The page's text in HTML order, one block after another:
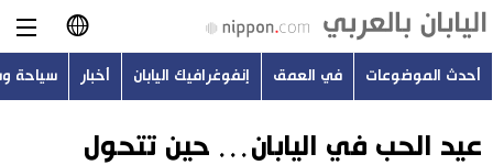
日本語
English
أحدث الموضوعات في العمق إنفوغرافيك اليابان أخبار سياحة
عيد الحب في اليابان… حين تتحول